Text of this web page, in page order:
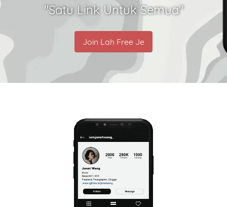
"Satu Link Untuk Semua"
Join Lah Free Je